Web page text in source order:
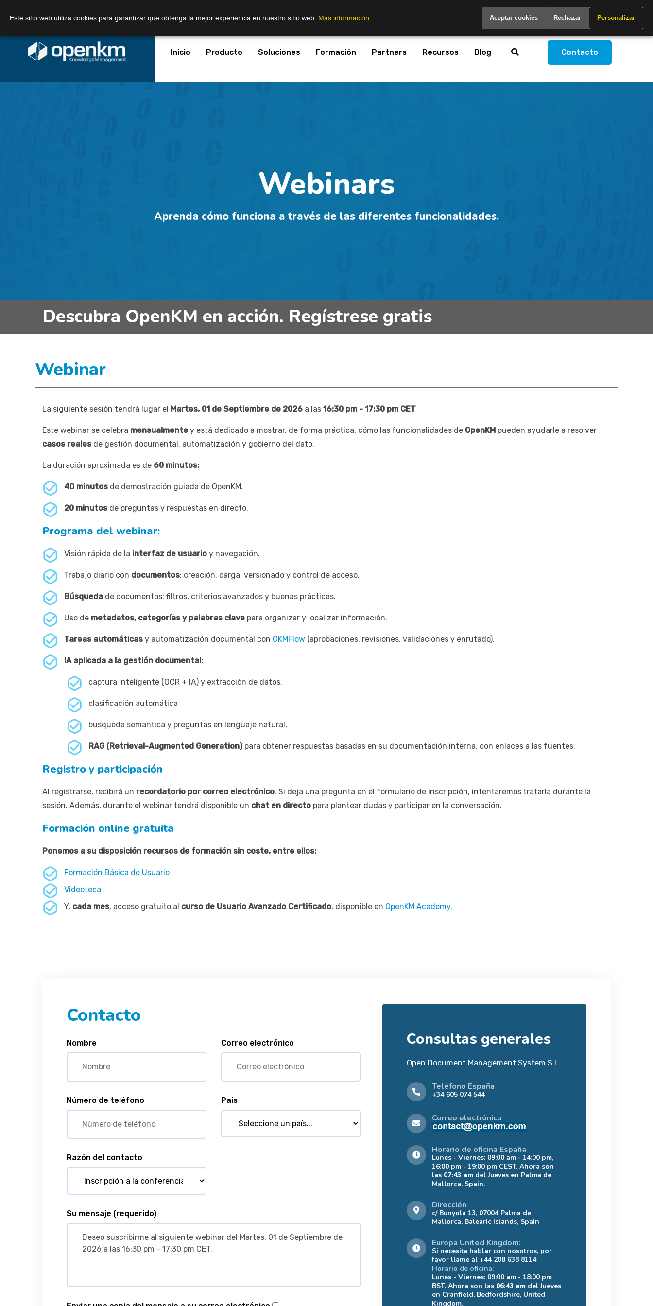
Inicio Producto Soluciones Formación Partners Recursos Blog Contacto
Webinars
Aprenda cómo funciona a través de las diferentes funcionalidades.
Descubra OpenKM en acción. Regístrese gratis
Webinar
La siguiente sesión tendrá lugar el Martes, 01 de Septiembre de 2026 a las 16:30 pm - 17:30 pm CET
Este webinar se celebra mensualmente y está dedicado a mostrar, de forma práctica, cómo las funcionalidades de OpenKM pueden ayudarle a resolver
casos reales de gestión documental, automatización y gobierno del dato.
La duración aproximada es de 60 minutos:
40 minutos de demostración guiada de OpenKM.
20 minutos de preguntas y respuestas en directo.
Programa del webinar:
Visión rápida de la interfaz de usuario y navegación.
Trabajo diario con documentos: creación, carga, versionado y control de acceso.
Búsqueda de documentos: filtros, criterios avanzados y buenas prácticas.
Uso de metadatos, categorías y palabras clave para organizar y localizar información.
Tareas automáticas y automatización documental con OKMFlow (aprobaciones, revisiones, validaciones y enrutado).
IA aplicada a la gestión documental:
captura inteligente (OCR + IA) y extracción de datos,
clasificación automática
búsqueda semántica y preguntas en lenguaje natural,
RAG (Retrieval-Augmented Generation) para obtener respuestas basadas en su documentación interna, con enlaces a las fuentes.
Registro y participación
Al registrarse, recibirá un recordatorio por correo electrónico. Si deja una pregunta en el formulario de inscripción, intentaremos tratarla durante la
sesión. Además, durante el webinar tendrá disponible un chat en directo para plantear dudas y participar en la conversación.
Formación online gratuita
Ponemos a su disposición recursos de formación sin coste, entre ellos:
Formación Básica de Usuario
Videoteca
Y, cada mes, acceso gratuito al curso de Usuario Avanzado Certificado, disponible en OpenKM Academy.
Contacto
Nombre Correo electrónico
Número de teléfono Pais
Razón del contacto
Su mensaje (requerido)
Consultas generales
Open Document Management System S.L.
Teléfono España
+34 605 074 544
Correo electrónico
Horario de oficina España
Lunes - Viernes: 09:00 am - 14:00 pm,
16:00 pm - 19:00 pm CEST. Ahora son
las 07:43 am del Jueves en Palma de
Mallorca, Spain.
Dirección
c/ Bunyola 13, 07004 Palma de
Mallorca, Balearic Islands, Spain
Europa United Kingdom:
Si necesita hablar con nosotros, por
favor llame al +44 208 638 8114
Horario de oficina:
Lunes - Viernes: 09:00 am - 18:00 pm
BST. Ahora son las 06:43 am del Jueves
en Cranfield, Bedfordshire, United
Kingdom.
Este sitio web utiliza cookies para garantizar que obtenga la mejor experiencia en nuestro sitio web. Más información Aceptar cookies Rechazar Personalizar